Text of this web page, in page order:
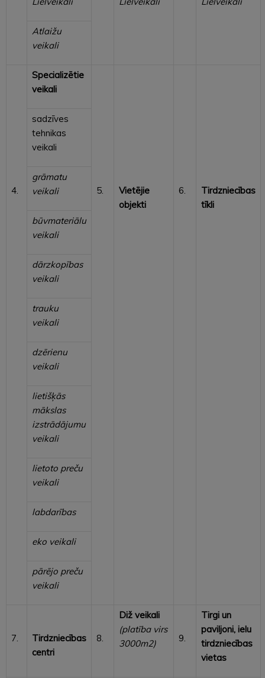
Atlaižu
veikali
4.
Specializētie
veikali
5.
Vietējie
objekti
6.
Tirdzniecības
tīkli
sadzīves
tehnikas
veikali
grāmatu
veikali
būvmateriālu
veikali
dārzkopības
veikali
trauku
veikali
dzērienu
veikali
lietišķās
mākslas
izstrādājumu
veikali
lietoto preču
veikali
labdarības
eko veikali
pārējo preču
veikali
7.
Tirdzniecības
centri
8.
Diž veikali
(platība virs
3000m2)
9.
Tirgi un
paviljoni, ielu
tirdzniecības
vietas